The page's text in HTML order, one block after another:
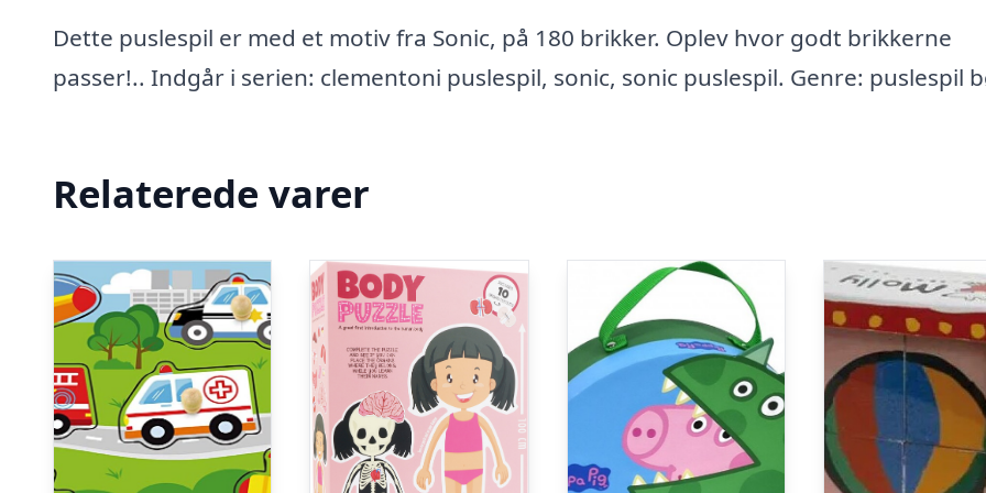
Dette puslespil er med et motiv fra Sonic, på 180 brikker. Oplev hvor godt brikkerne
passer!.. Indgår i serien: clementoni puslespil, sonic, sonic puslespil. Genre: puslespil
Relaterede varer